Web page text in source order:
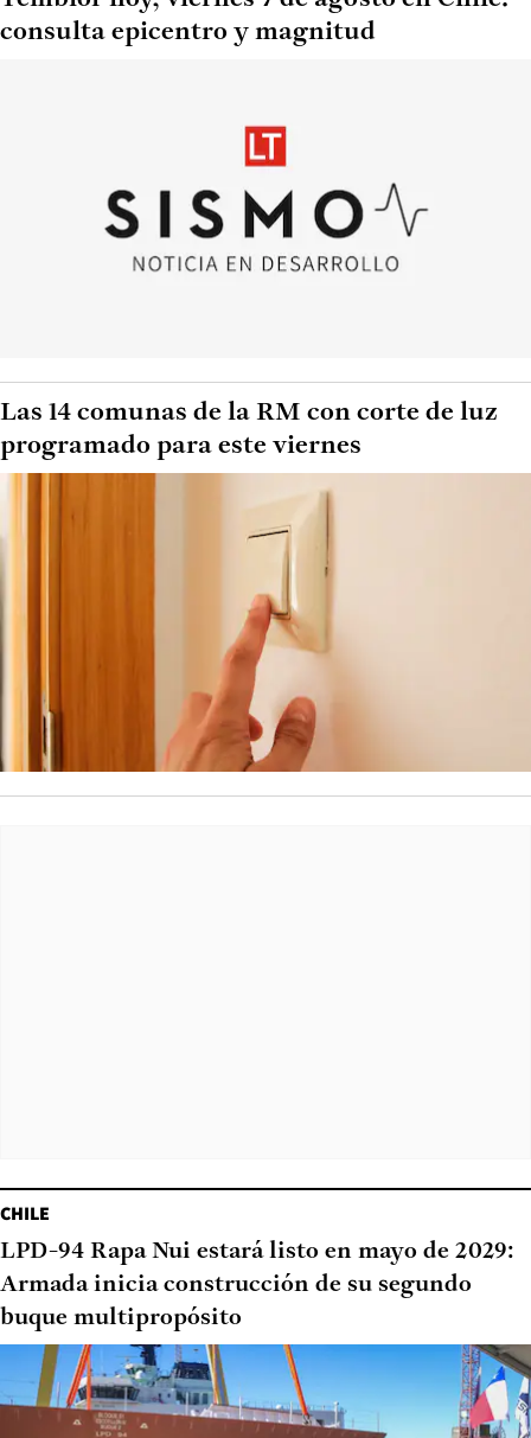
consulta epicentro y magnitud
Las 14 comunas de la RM con corte de luz
programado para este viernes
CHILE
LPD-94 Rapa Nui estará listo en mayo de 2029:
Armada inicia construcción de su segundo
buque multipropósito